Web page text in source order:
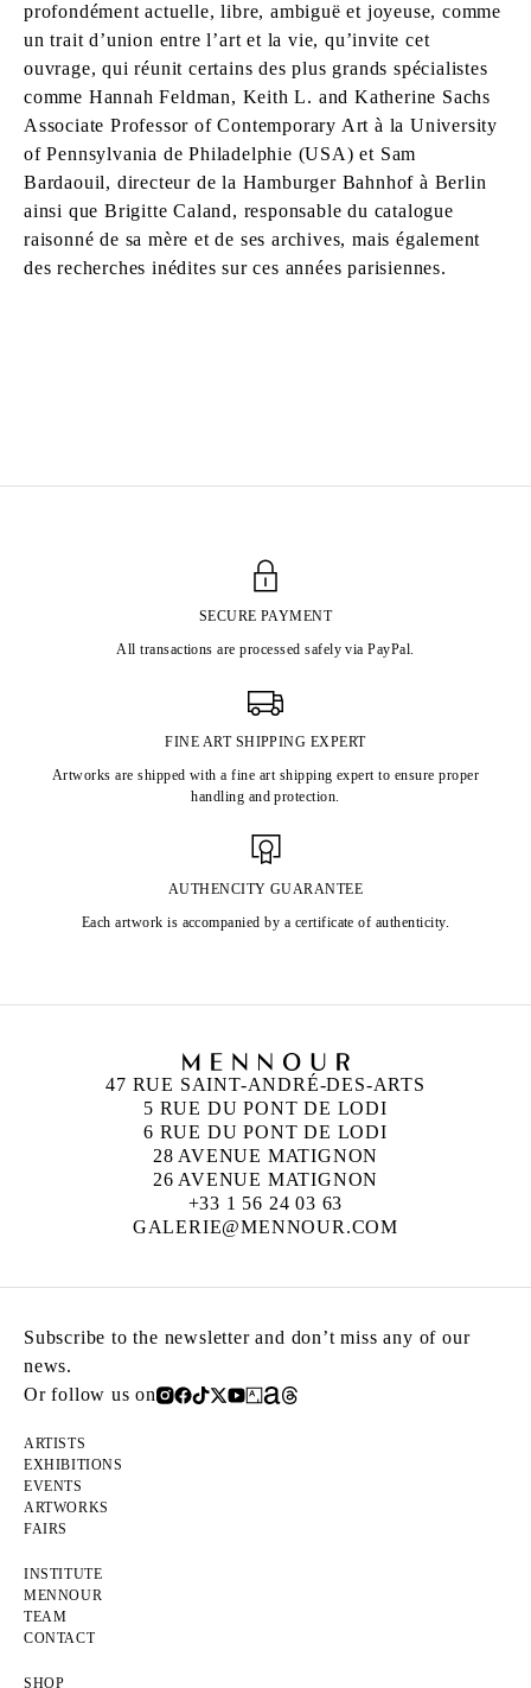
profondément actuelle, libre, ambiguë et joyeuse, comme
un trait d’union entre l’art et la vie, qu’invite cet
ouvrage, qui réunit certains des plus grands spécialistes
comme Hannah Feldman, Keith L. and Katherine Sachs
Associate Professor of Contemporary Art à la University
of Pennsylvania de Philadelphie (USA) et Sam
Bardaouil, directeur de la Hamburger Bahnhof à Berlin
ainsi que Brigitte Caland, responsable du catalogue
raisonné de sa mère et de ses archives, mais également
des recherches inédites sur ces années parisiennes.
SECURE PAYMENT
All transactions are processed safely via PayPal.
FINE ART SHIPPING EXPERT
Artworks are shipped with a fine art shipping expert to ensure proper
handling and protection.
AUTHENCITY GUARANTEE
Each artwork is accompanied by a certificate of authenticity.
47 RUE SAINT-ANDRÉ-DES-ARTS
5 RUE DU PONT DE LODI
6 RUE DU PONT DE LODI
28 AVENUE MATIGNON
26 AVENUE MATIGNON
+33 1 56 24 03 63
GALERIE@MENNOUR.COM
Subscribe to the newsletter and don’t miss any of our
news.
Or follow us on
ARTISTS
EXHIBITIONS
EVENTS
ARTWORKS
FAIRS
INSTITUTE
MENNOUR
TEAM
CONTACT
SHOP